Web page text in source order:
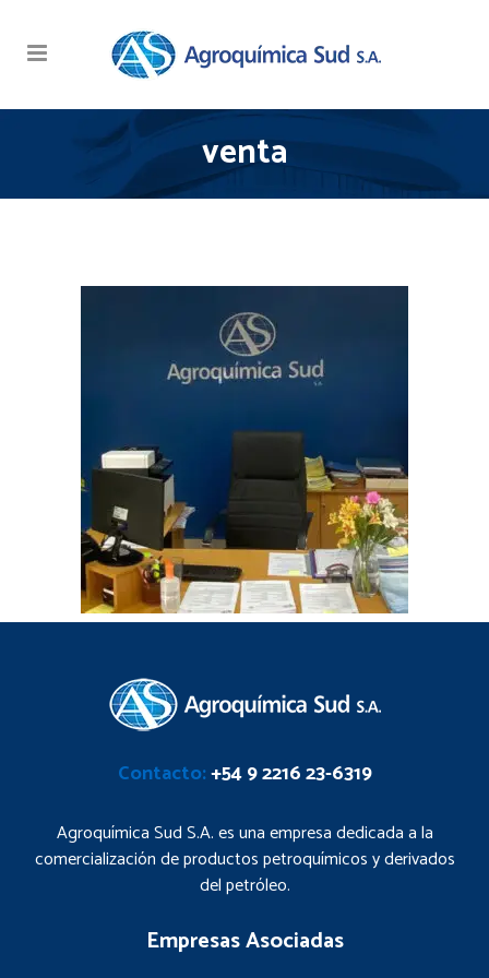
venta
Contacto:+54 9 2216 23-6319
Agroquímica Sud S.A. es una empresa dedicada a la
comercialización de productos petroquímicos y derivados
del petróleo.
Empresas Asociadas